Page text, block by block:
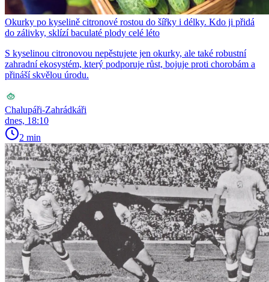
Okurky po kyselině citronové rostou do šířky i délky. Kdo ji přidá
do zálivky, sklízí baculaté plody celé léto
S kyselinou citronovou nepěstujete jen okurky, ale také robustní
zahradní ekosystém, který podporuje růst, bojuje proti chorobám a
přináší skvělou úrodu.
Chalupáři-Zahrádkáři
dnes, 18:10
2 min